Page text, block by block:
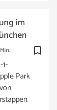
bookmark_border
im
Park